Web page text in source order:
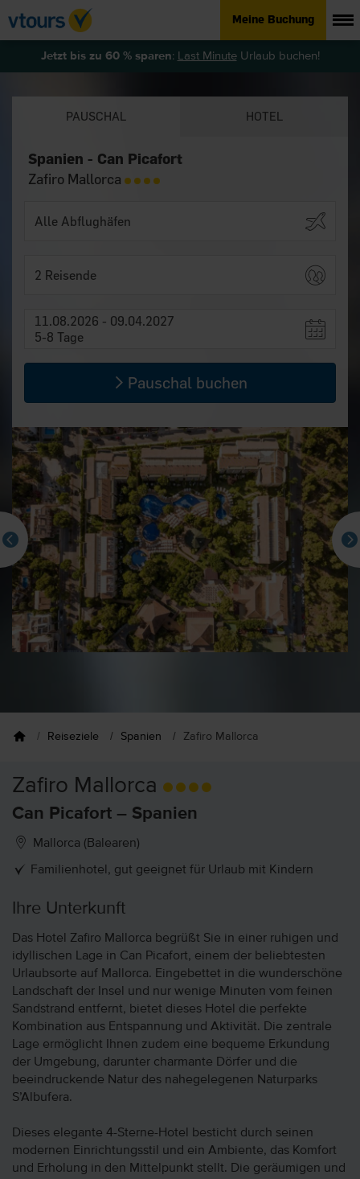
Meine Buchung
Jetzt bis zu 60 % sparen: Last MinuteUrlaub buchen!
PAUSCHAL HOTEL
Spanien - Can Picafort
Zafiro Mallorca
2 Reisende
11.08.2026 - 09.04.2027
5-8 Tage
Pauschal buchen
Reiseziele Spanien Zafiro Mallorca
Zafiro Mallorca
Can Picafort – Spanien
Mallorca (Balearen)
Familienhotel, gut geeignet für Urlaub mit Kindern
Ihre Unterkunft
Das Hotel Zafiro Mallorca begrüßt Sie in einer ruhigen und
idyllischen Lage in Can Picafort, einem der beliebtesten
Urlaubsorte auf Mallorca. Eingebettet in die wunderschöne
Landschaft der Insel und nur wenige Minuten vom feinen
Sandstrand entfernt, bietet dieses Hotel die perfekte
Kombination aus Entspannung und Aktivität. Die zentrale
Lage ermöglicht Ihnen zudem eine bequeme Erkundung
der Umgebung, darunter charmante Dörfer und die
beeindruckende Natur des nahegelegenen Naturparks
S’Albufera.
Dieses elegante 4-Sterne-Hotel besticht durch seinen
modernen Einrichtungsstil und ein Ambiente, das Komfort
und Erholung in den Mittelpunkt stellt. Die geräumigen und